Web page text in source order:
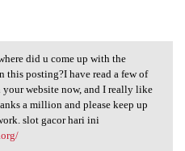
where did u
did u come up with the
this posting?I have read a few of
your website now, and I really like
a million and please keep up
slot gacor hari ini